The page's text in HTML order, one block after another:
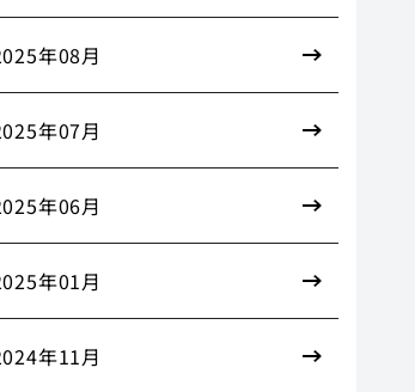
年08月
年07月
年06月
年01月
年11月